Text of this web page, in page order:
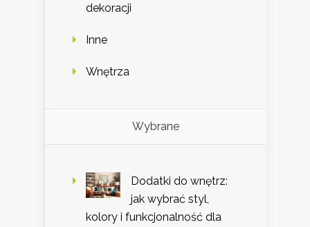
dekoracji
Inne
Wnętrza
Wybrane
Dodatki do wnętrz:
jak wybrać styl,
kolory i funkcjonalność dla